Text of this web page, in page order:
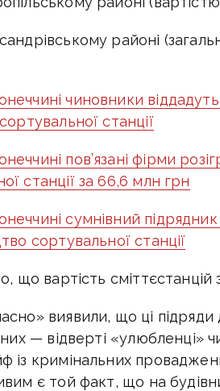
районі
чиновники віддадуть
станції
пов’язані фірми
станції за 66,6 млн грн
сумнівний
сортувальної станції
що вартість сміттєстанцій
виявили, що ці
— відверті «улюбленці»
із кримінальних
є той факт, що на